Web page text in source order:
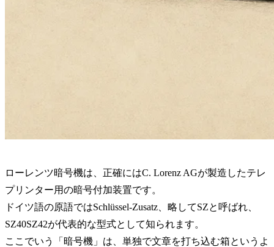
ローレンツ暗号機は、正確にはC. Lorenz AGが製造したテレ
プリンター用の暗号付加装置です。
ドイツ語の原語ではSchlüssel-Zusatz、略してSZと呼ばれ、
SZ40SZ42が代表的な型式として知られます。
ここでいう「暗号機」は、単独で文章を打ち込む箱というよ